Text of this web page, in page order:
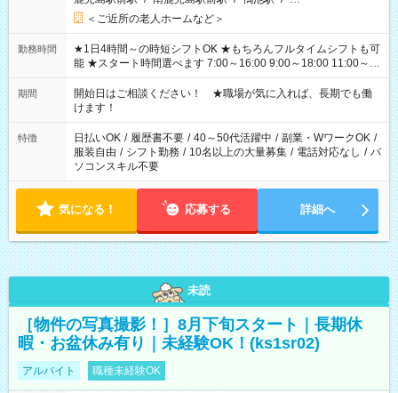
＜ご近所の老人ホームなど＞
勤務時間
★1日4時間～の時短シフトOK ★もちろんフルタイムシフトも可
能 ★スタート時間選べます 7:00～16:00 9:00～18:00 11:00～
20:00 など 残業なし！ ※Wワークの場合、他のお仕事と合わせ
週40時間超の就業はご案内できません ※法令に基づき、週20時
間以上勤務は社会保険への加入対象となります ※労働者派遣法
（日雇い派遣の原則禁止）により、短時間・短期間の就業はご
案内が難しい場合があります
期間
開始日はご相談ください！ ★職場が気に入れば、長期でも働
けます！
特徴 日払いOK / 履歴書不要 / 40～50代活躍中 / 副業・WワークOK /
服装自由 / シフト勤務 / 10名以上の大量募集 / 電話対応なし / パ
ソコンスキル不要
気になる！ 応募する 詳細へ
未読
［物件の写真撮影！］8月下旬スタート｜長期休
暇・お盆休み有り｜未経験OK！(ks1sr02)
アルバイト 職種未経験OK